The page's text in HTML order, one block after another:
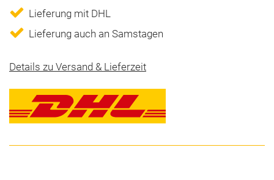
Lieferung mit DHL
Lieferung auch an Samstagen
Details zu Versand & Lieferzeit